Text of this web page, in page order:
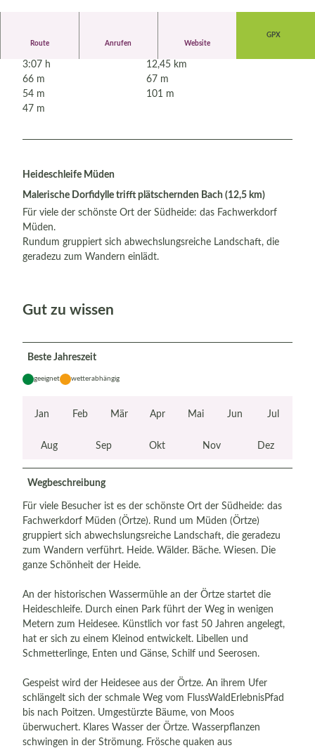
Route Anrufen Website
GPX
3:07 h
12,45 km
66 m
67 m
54 m
101 m
47 m
Heideschleife Müden
Malerische Dorfidylle trifft plätschernden Bach (12,5 km)
Für viele der schönste Ort der Südheide: das Fachwerkdorf
Müden.
Rundum gruppiert sich abwechslungsreiche Landschaft, die
geradezu zum Wandern einlädt.
Gut zu wissen
Beste Jahreszeit
geeignet wetterabhängig
Jan Feb Mär Apr Mai Jun Jul
Aug Sep Okt Nov Dez
Wegbeschreibung
Für viele Besucher ist es der schönste Ort der Südheide: das
Fachwerkdorf Müden (Örtze). Rund um Müden (Örtze)
gruppiert sich abwechslungsreiche Landschaft, die geradezu
zum Wandern verführt. Heide. Wälder. Bäche. Wiesen. Die
ganze Schönheit der Heide.
An der historischen Wassermühle an der Örtze startet die
Heideschleife. Durch einen Park führt der Weg in wenigen
Metern zum Heidesee. Künstlich vor fast 50 Jahren angelegt,
hat er sich zu einem Kleinod entwickelt. Libellen und
Schmetterlinge, Enten und Gänse, Schilf und Seerosen.
Gespeist wird der Heidesee aus der Örtze. An ihrem Ufer
schlängelt sich der schmale Weg vom FlussWaldErlebnisPfad
bis nach Poitzen. Umgestürzte Bäume, von Moos
überwuchert. Klares Wasser der Örtze. Wasserpflanzen
schwingen in der Strömung. Frösche quaken aus